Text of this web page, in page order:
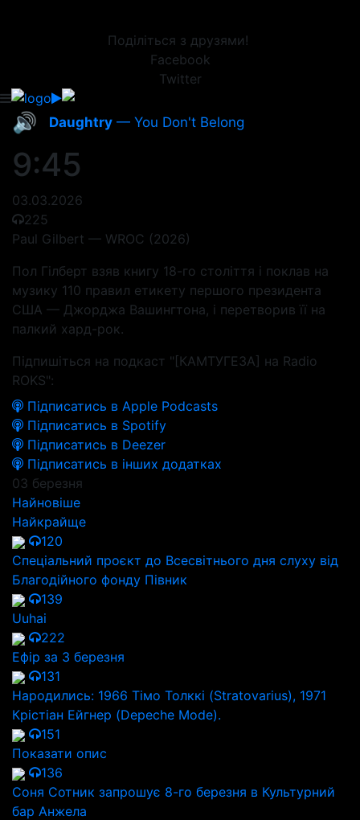
Поділіться з друзями!
Facebook
Twitter
🔊 Daughtry — You Don't Belong
9:45
03.03.2026
225
Paul Gilbert — WROC (2026)
Пол Гілберт взяв книгу 18-го століття і поклав на
музику 110 правил етикету першого президента
США — Джорджа Вашингтона, і перетворив її на
палкий хард-рок.
Підпишіться на подкаст "[КАМТУГЕЗА] на Radio
ROKS":
Підписатись в Apple Podcasts
Підписатись в Spotify
Підписатись в Deezer
Підписатись в інших додатках
03 березня
Найновіше
Найкрайще
120
Спеціальний проєкт до Всесвітнього дня слуху від
Благодійного фонду Півник
139
Uuhai
222
Ефір за 3 березня
131
Народились: 1966 Тімо Толккі (Stratovarius), 1971
Крістіан Ейгнер (Depeche Mode).
151
Показати опис
136
Соня Сотник запрошує 8-го березня в Культурний
бар Анжела